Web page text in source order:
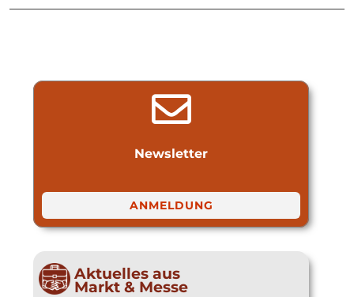
Newsletter
ANMELDUNG
Aktuelles aus
Markt & Messe